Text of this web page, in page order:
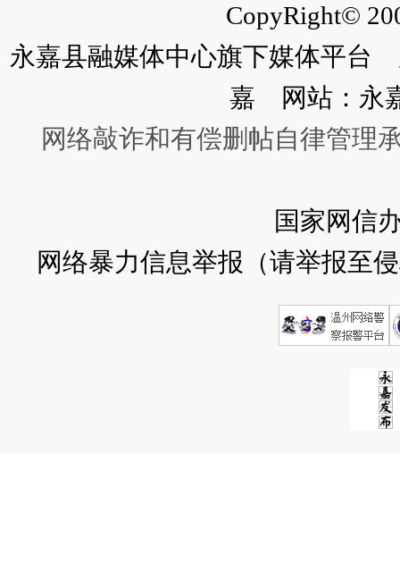
CopyRight©
永嘉县融媒体中心旗下媒体平
嘉 网站：永
网络敲诈和有偿删帖自律管理
国家网信
网络暴力信息举报（请举报至